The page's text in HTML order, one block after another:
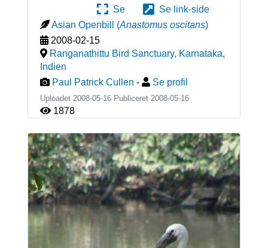
Se
Se link-side
Asian Openbill
(Anastomus oscitans)
2008-02-15
Ranganathittu Bird Sanctuary, Karnataka,
Indien
Paul Patrick Cullen - Se profil
Uploadet 2008-05-16 Publiceret 2008-05-16
1878